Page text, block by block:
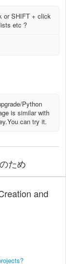
or SHIFT + click
etc ?
Python
is similar with
You can try it.
ため
and